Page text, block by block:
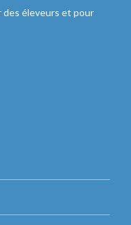
des éleveurs et pour